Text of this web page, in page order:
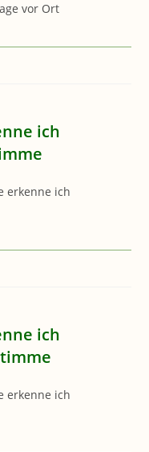
vor Ort
ich
erkenne ich
ich
erkenne ich